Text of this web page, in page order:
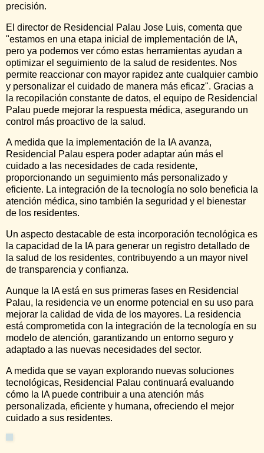
precisión.
El director de Residencial Palau Jose Luis, comenta que
"estamos en una etapa inicial de implementación de IA,
pero ya podemos ver cómo estas herramientas ayudan a
optimizar el seguimiento de la salud de residentes. Nos
permite reaccionar con mayor rapidez ante cualquier cambio
y personalizar el cuidado de manera más eficaz". Gracias a
la recopilación constante de datos, el equipo de Residencial
Palau puede mejorar la respuesta médica, asegurando un
control más proactivo de la salud.
A medida que la implementación de la IA avanza,
Residencial Palau espera poder adaptar aún más el
cuidado a las necesidades de cada residente,
proporcionando un seguimiento más personalizado y
eficiente. La integración de la tecnología no solo beneficia la
atención médica, sino también la seguridad y el bienestar
de los residentes.
Un aspecto destacable de esta incorporación tecnológica es
la capacidad de la IA para generar un registro detallado de
la salud de los residentes, contribuyendo a un mayor nivel
de transparencia y confianza.
Aunque la IA está en sus primeras fases en Residencial
Palau, la residencia ve un enorme potencial en su uso para
mejorar la calidad de vida de los mayores. La residencia
está comprometida con la integración de la tecnología en su
modelo de atención, garantizando un entorno seguro y
adaptado a las nuevas necesidades del sector.
A medida que se vayan explorando nuevas soluciones
tecnológicas, Residencial Palau continuará evaluando
cómo la IA puede contribuir a una atención más
personalizada, eficiente y humana, ofreciendo el mejor
cuidado a sus residentes.